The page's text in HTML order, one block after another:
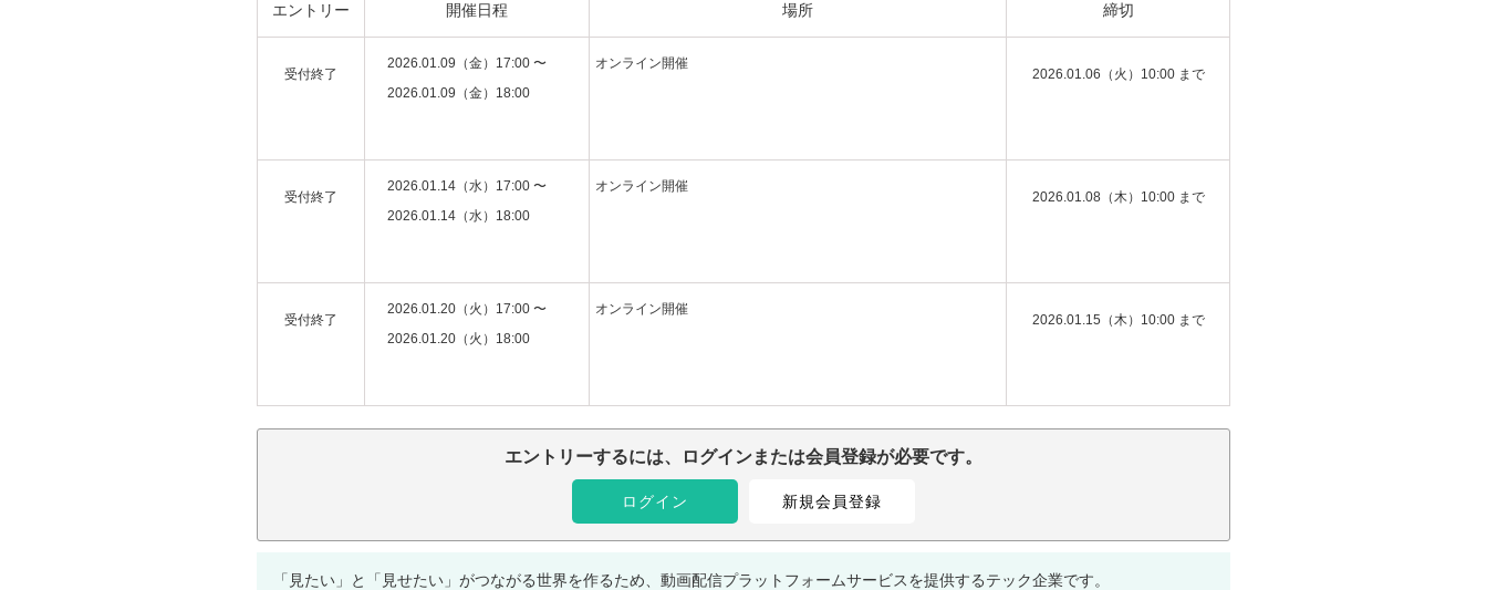
エントリー 開催日程 場所 締切
受付終了
2026.01.09（金）17:00 〜
2026.01.09（金）18:00
オンライン開催
2026.01.06（火）10:00 まで
受付終了
2026.01.14（水）17:00 〜
2026.01.14（水）18:00
オンライン開催
2026.01.08（木）10:00 まで
受付終了
2026.01.20（火）17:00 〜
2026.01.20（火）18:00
オンライン開催
2026.01.15（木）10:00 まで
注意事項：
エントリーするには、ログインまたは会員登録が必要です。
ログイン 新規会員登録
「見たい」と「見せたい」がつながる世界を作るため、動画配信プラットフォームサービスを提供するテック企業です。